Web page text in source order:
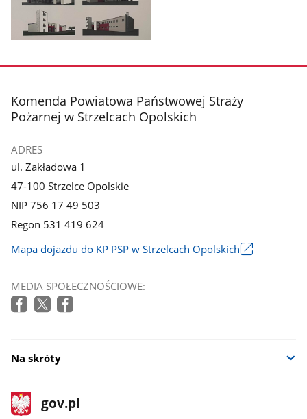
galerii.
zdjęcie
galerii.
stopka
Komenda Powiatowa Państwowej Straży
Pożarnej w Strzelcach Opolskich
ADRES
ul. Zakładowa 1
47-100 Strzelce Opolskie
NIP 756 17 49 503
Regon 531 419 624
Mapa dojazdu do KP PSP w Strzelcach Opolskich
się
w
MEDIA SPOŁECZNOŚCIOWE:
Na skróty
stopka
gov.pl
Strona
gov.pl